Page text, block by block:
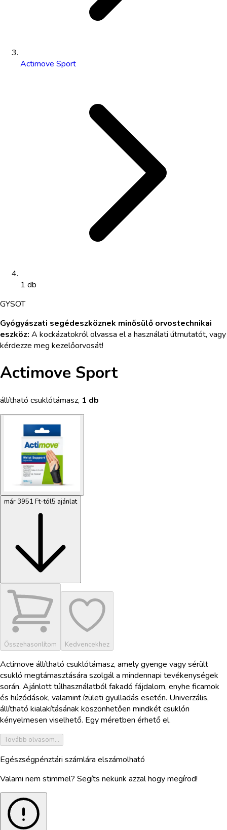
Actimove Sport
1 db
GYSOT
Gyógyászati segédeszköznek minősülő orvostechnikai
eszköz: A kockázatokról olvassa el a használati útmutatót, vagy
kérdezze meg kezelőorvosát!
Actimove Sport
állítható csuklótámasz, 1 db
már 3951 Ft-tól5 ajánlat
Összehasonlítom Kedvencekhez
Actimove állítható csuklótámasz, amely gyenge vagy sérült
csukló megtámasztására szolgál a mindennapi tevékenységek
során. Ajánlott túlhasználatból fakadó fájdalom, enyhe ficamok
és húzódások, valamint ízületi gyulladás esetén. Univerzális,
állítható kialakításának köszönhetően mindkét csuklón
kényelmesen viselhető. Egy méretben érhető el.
Tovább olvasom...
Egészségpénztári számlára elszámolható
Valami nem stimmel? Segíts nekünk azzal hogy megírod!